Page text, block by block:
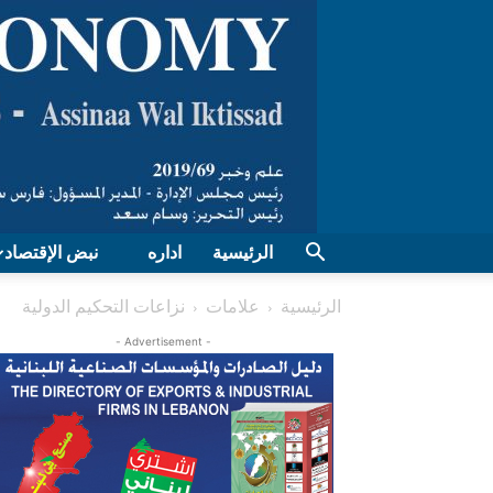
نبض الإقتصاد اداره الرئيسية
الرئيسية علامات نزاعات التحكيم الدولية
- Advertisement -